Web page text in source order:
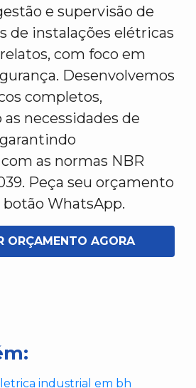
e supervisão de
de instalações elétricas
com foco em
Desenvolvemos
completos,
necessidades de
as normas NBR
Peça seu orçamento
WhatsApp.
ORÇAMENTO AGORA
industrial em bh